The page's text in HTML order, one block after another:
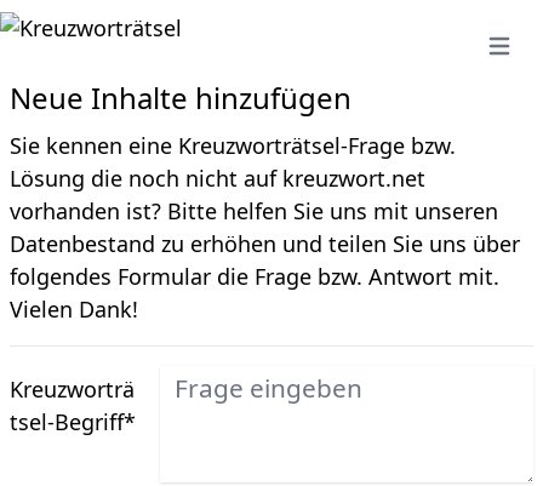
Open
Neue Inhalte hinzufügen
Sie kennen eine Kreuzworträtsel-Frage bzw.
Lösung die noch nicht auf kreuzwort.net
vorhanden ist? Bitte helfen Sie uns mit unseren
Datenbestand zu erhöhen und teilen Sie uns über
folgendes Formular die Frage bzw. Antwort mit.
Vielen Dank!
Kreuzworträ
tsel-Begriff*